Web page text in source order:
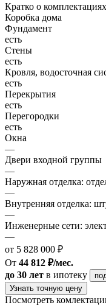
Кратко о комплектациях
Коробка дома
Фундамент
есть
Стены
есть
Кровля, водосточная
есть
Перекрытия
есть
Перегородки
есть
Окна
—
Двери входной группы
—
Наружная отделка:
—
Внутренняя отделка:
—
Инженерные сети:
—
от 5 828 000 ₽
От 44 812 ₽/мес.
до 30 лет в ипотеку
Узнать точную цену
Посмотреть